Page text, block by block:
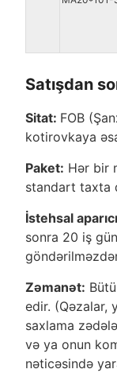
Satışdan
Sitat: FOB
kotirovkaya
Paket: Hər bir
standart taxta
İstehsal
sonra 20 iş
Zəmanət:
edir. (Qəzalar,
saxlama
və ya onun
nəticəsində